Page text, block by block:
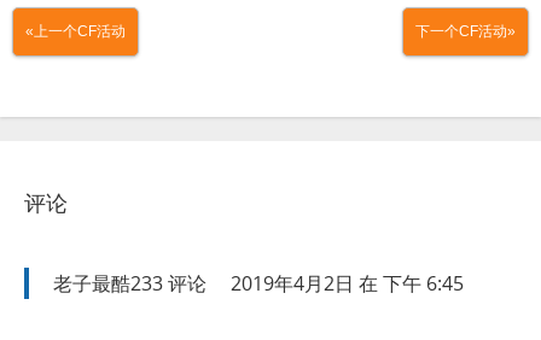
«上一个CF活动 下一个CF活动»
评论
老子最酷233评论 2019年4月2日 在 下午 6:45